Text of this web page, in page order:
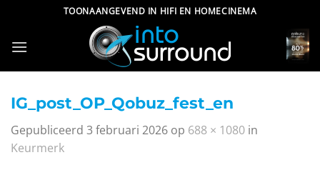
inhoud
TOONAANGEVEND IN HIFI EN HOMECINEMA
IG_post_OP_Qobuz_fest_en
Gepubliceerd 3 februari 2026 op 688 × 1080 in
Keurmerk